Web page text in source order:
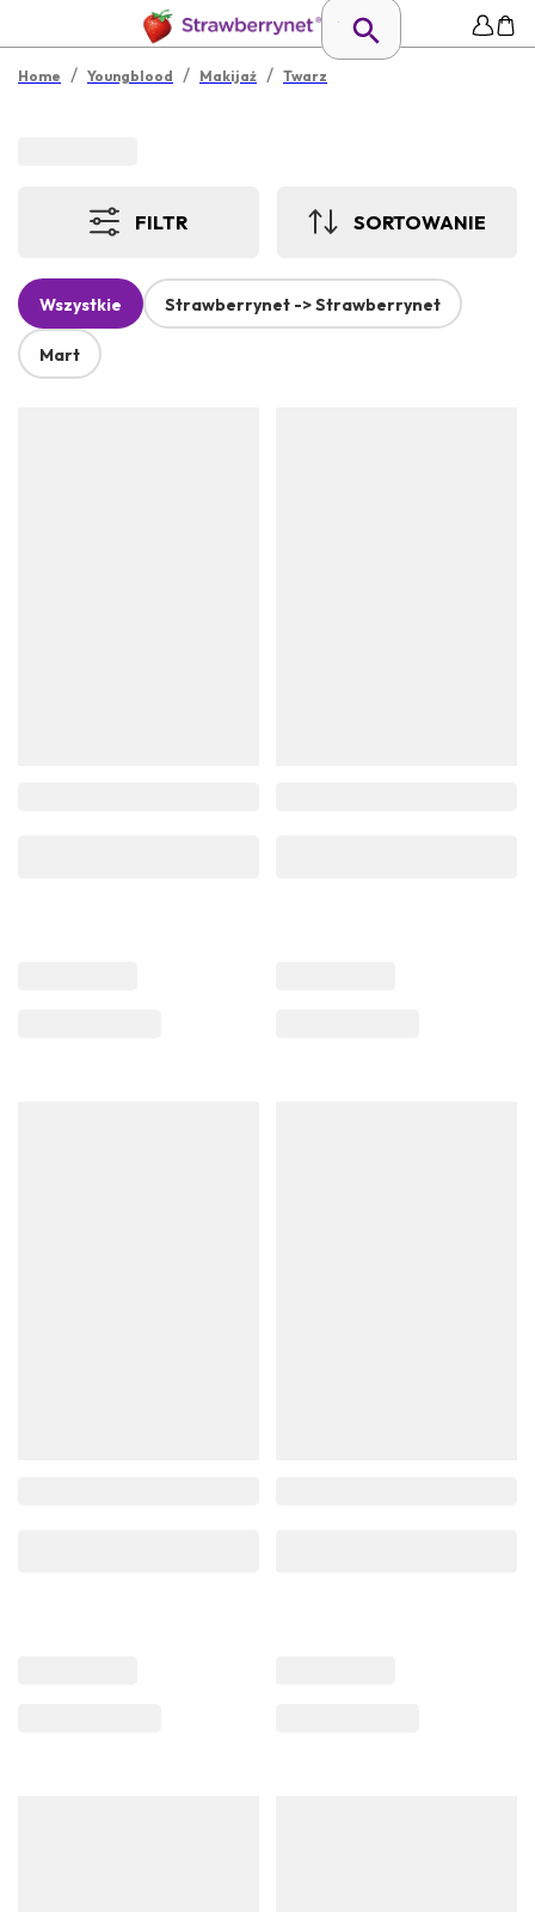
Home / Youngblood / Makijaż / Twarz
FILTR SORTOWANIE
Wszystkie Strawberrynet -> Strawberrynet
Mart